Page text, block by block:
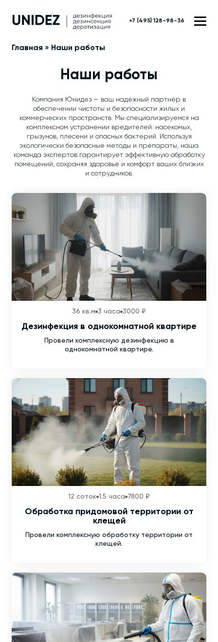
+7 (495) 128-98-36
Главная » Наши работы
Наши работы
Компания Юнидез — ваш надёжный партнёр в
обеспечении чистоты и безопасности жилых и
коммерческих пространств. Мы специализируемся на
комплексном устранении вредителей: насекомых,
грызунов, плесени и опасных бактерий. Используя
экологически безопасные методы и препараты, наша
команда экспертов гарантирует эффективную обработку
помещений, сохраняя здоровье и комфорт ваших близких
и сотрудников.
36 кв.м 3 часа 3000 ₽
Дезинфекция в однокомнатной квартире
Провели комплексную дезинфекцию в
однокомнатной квартире.
12 соток 1.5 часа 7800 ₽
Обработка придомовой территории от
клещей
Провели комплексную обработку территории от
клещей.